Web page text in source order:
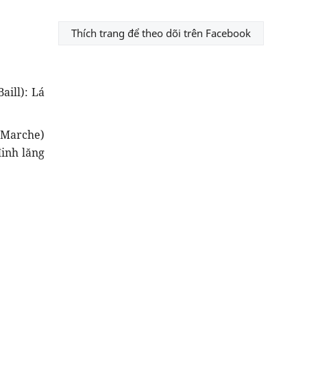
Lá
lăng
Thích trang để theo dõi trên Facebook